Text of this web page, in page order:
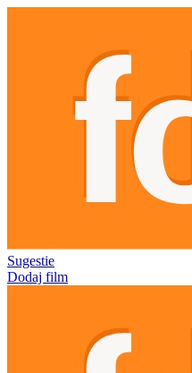
Sugestie
Dodaj film